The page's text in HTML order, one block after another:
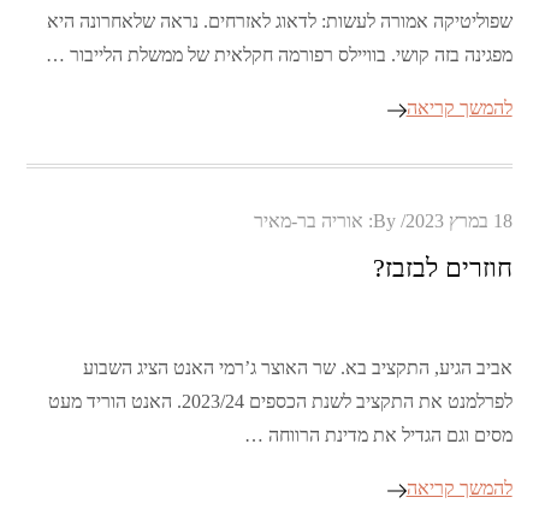
שפוליטיקה אמורה לעשות: לדאוג לאזרחים. נראה שלאחרונה היא
מפגינה בזה קושי. בוויילס רפורמה חקלאית של ממשלת הלייבור …
להמשך קריאה
Posted
18 במרץ 2023 By: אוריה בר-מאיר
חוזרים לבזבז?
אביב הגיע, התקציב בא. שר האוצר ג’רמי האנט הציג השבוע
לפרלמנט את התקציב לשנת הכספים 2023/24. האנט הוריד מעט
מסים וגם הגדיל את מדינת הרווחה …
להמשך קריאה